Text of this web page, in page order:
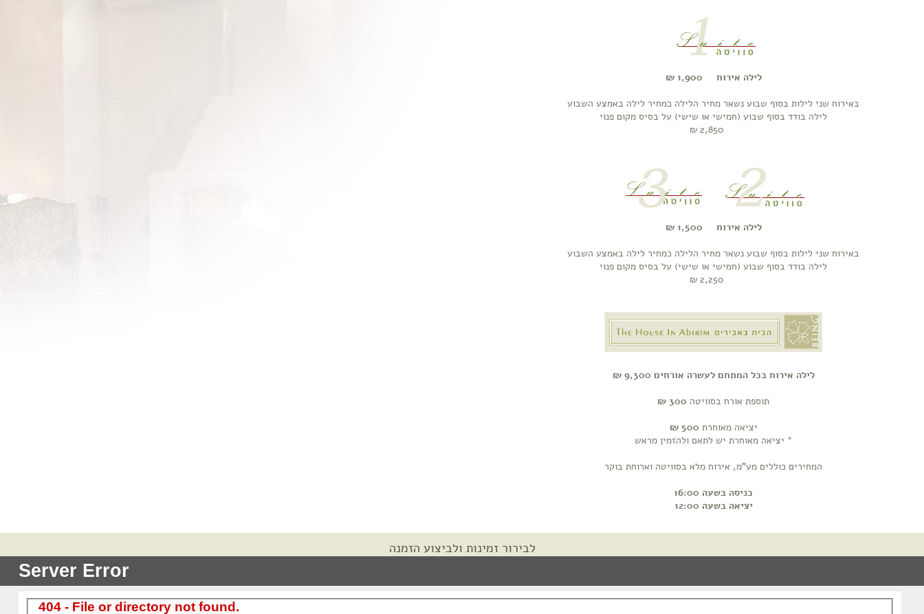
לילה אירוח 1,900 ₪
באירוח שני לילות בסוף שבוע נשאר מחיר הלילה כמחיר לילה באמצע השבוע
לילה בודד בסוף שבוע (חמישי או שישי) על בסיס מקום פנוי
לילה אירוח 1,500 ₪
באירוח שני לילות בסוף שבוע נשאר מחיר הלילה כמחיר לילה באמצע השבוע
לילה בודד בסוף שבוע (חמישי או שישי) על בסיס מקום פנוי
לילה אירוח בכל המתחם לעשרה אורחים 9,300 ₪
תוספת אורח בסוויטה 300 ₪
יציאה מאוחרת 500 ₪
* יציאה מאוחרת יש לתאם ולהזמין מראש
המחירים כוללים מע"מ, אירוח מלא בסוויטה וארוחת בוקר
כניסה בשעה 16:00
יציאה בשעה 12:00
לבירור זמינות ולביצוע הזמנה